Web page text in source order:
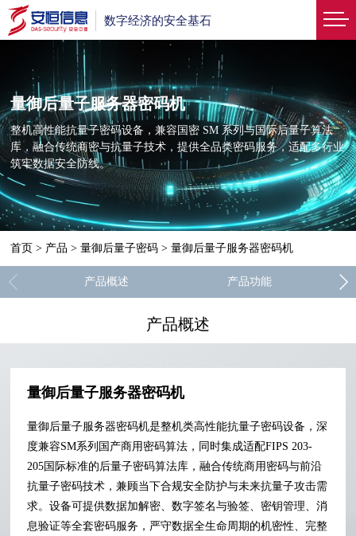
数字经济的安全基石
量御后量子服务器密码机
整机高性能抗量子密码设备，兼容国密 SM 系列与国际后量子算法
库，融合传统商密与抗量子技术，提供全品类密码服务，适配多行业
筑牢数据安全防线。
首页 > 产品 >量御后量子密码 >量御后量子服务器密码机
产品概述 产品功能
产品概述
量御后量子服务器密码机
量御后量子服务器密码机是整机类高性能抗量子密码设备，深
度兼容SM系列国产商用密码算法，同时集成适配FIPS 203-
205国际标准的后量子密码算法库，融合传统商用密码与前沿
抗量子密码技术，兼顾当下合规安全防护与未来抗量子攻击需
求。设备可提供数据加解密、数字签名与验签、密钥管理、消
息验证等全套密码服务，严守数据全生命周期的机密性、完整